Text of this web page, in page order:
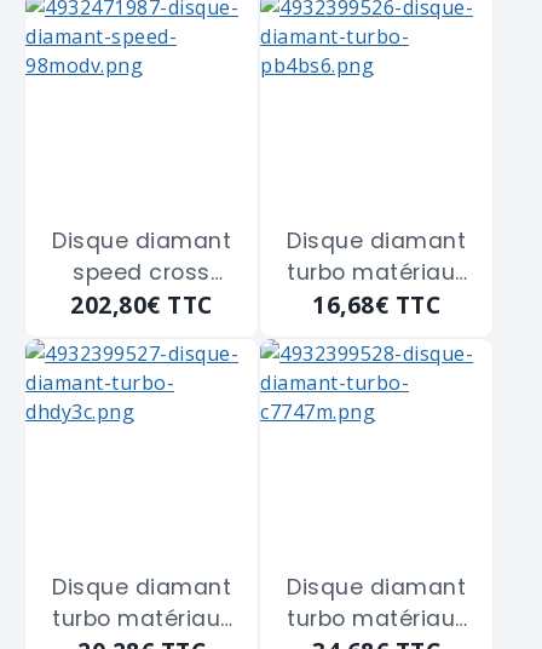
"4932479463" de
230 m/m
"4932479462" de
350 m/m
Disque diamant
speed cross
AUDD350
"4932471987" de
350 m/m
202,80€ TTC
Disque diamant
turbo matériaux
de construction
"4932399526" de
115 m/m
16,68€ TTC
Disque diamant
turbo matériaux
Disque diamant
turbo matériaux